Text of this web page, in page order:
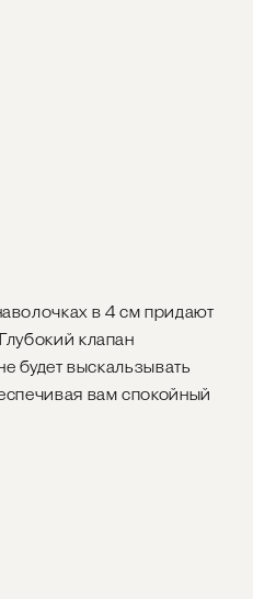
в 4 см придают
клапан
будет выскальзывать
вам спокойный